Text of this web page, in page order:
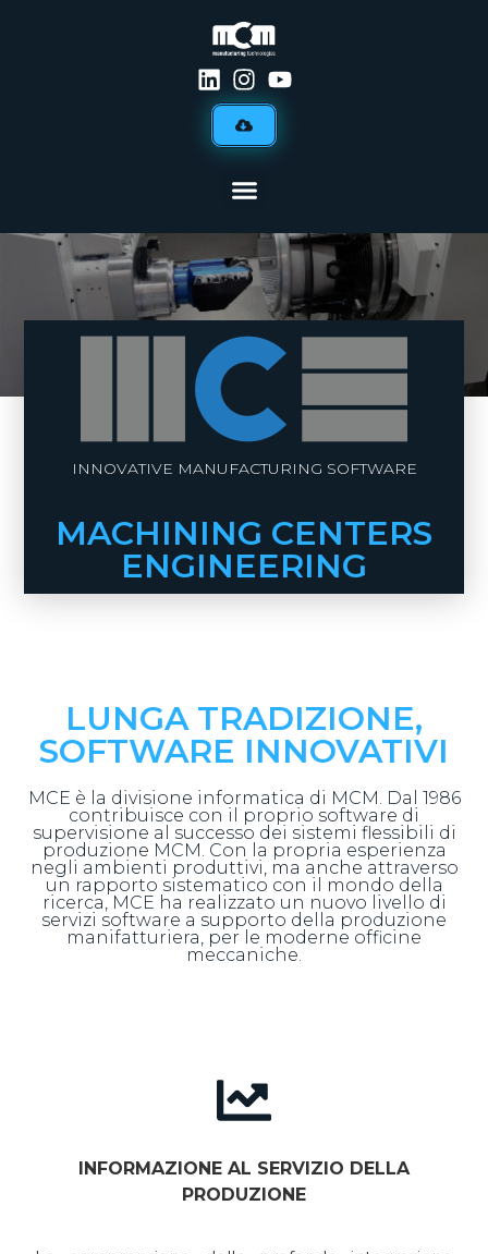
INNOVATIVE MANUFACTURING SOFTWARE
MACHINING CENTERS
ENGINEERING
LUNGA TRADIZIONE,
SOFTWARE INNOVATIVI
MCE è la divisione informatica di MCM. Dal 1986
contribuisce con il proprio software di
supervisione al successo dei sistemi flessibili di
produzione MCM. Con la propria esperienza
negli ambienti produttivi, ma anche attraverso
un rapporto sistematico con il mondo della
ricerca, MCE ha realizzato un nuovo livello di
servizi software a supporto della produzione
manifatturiera, per le moderne officine
meccaniche.
INFORMAZIONE AL SERVIZIO DELLA
PRODUZIONE